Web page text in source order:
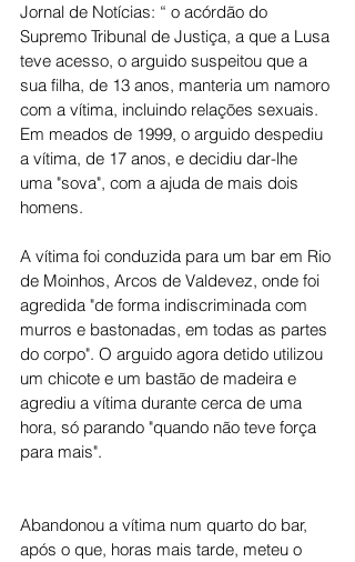
Jornal de Notícias: “ o acórdão do
Supremo Tribunal de Justiça, a que a Lusa
teve acesso, o arguido suspeitou que a
sua filha, de 13 anos, manteria um namoro
com a vítima, incluindo relações sexuais.
Em meados de 1999, o arguido despediu
a vítima, de 17 anos, e decidiu dar-lhe
uma "sova", com a ajuda de mais dois
homens.
A vítima foi conduzida para um bar em Rio
de Moinhos, Arcos de Valdevez, onde foi
agredida "de forma indiscriminada com
murros e bastonadas, em todas as partes
do corpo". O arguido agora detido utilizou
um chicote e um bastão de madeira e
agrediu a vítima durante cerca de uma
hora, só parando "quando não teve força
para mais".
Abandonou a vítima num quarto do bar,
após o que, horas mais tarde, meteu o